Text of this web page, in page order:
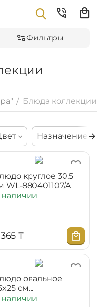
Фильтры
/ Блюда коллекции
Назначение
круглое 30,5
WL‑880401107/A
наличии
₸
овальное
см
A
наличии